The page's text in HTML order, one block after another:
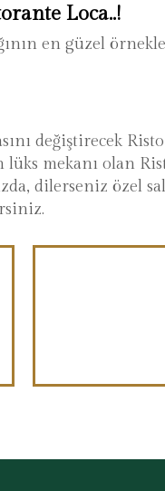
Loca..!
en güzel
değiştirecek
mekanı olan
dilerseniz özel